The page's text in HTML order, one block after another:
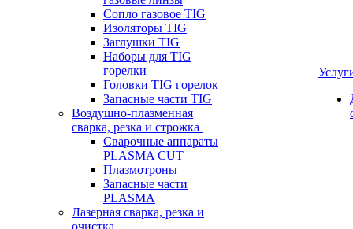
Сопло газовое TIG
Изоляторы TIG
Заглушки TIG
Наборы для TIG
горелки
Головки TIG горелок
Запасные части TIG
Воздушно-плазменная
сварка, резка и строжка
Сварочные аппараты
PLASMA CUT
Плазмотроны
Запасные части
PLASMA
Лазерная сварка, резка и
очистка